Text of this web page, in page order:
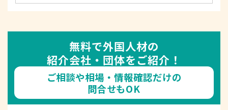
無料で外国人材の
紹介会社・団体をご紹介！
ご相談や相場・情報確認だけの
問合せもOK